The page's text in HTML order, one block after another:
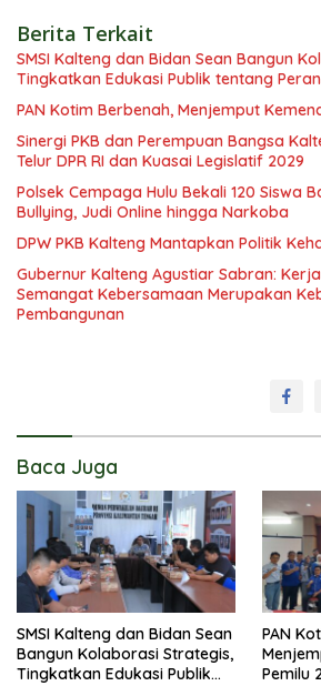
Berita Terkait
SMSI Kalteng dan Bidan Sean Bangun
Tingkatkan Edukasi Publik tentang Peran
PAN Kotim Berbenah, Menjemput
Sinergi PKB dan Perempuan Bangsa
Telur DPR RI dan Kuasai Legislatif 2029
Polsek Cempaga Hulu Bekali 120 Siswa
Bullying, Judi Online hingga Narkoba
DPW PKB Kalteng Mantapkan Politik
Gubernur Kalteng Agustiar Sabran:
Semangat Kebersamaan Merupakan
Pembangunan
Baca Juga
SMSI Kalteng dan Bidan Sean
Bangun Kolaborasi Strategis,
Tingkatkan Edukasi Publik
PAN
Pemilu